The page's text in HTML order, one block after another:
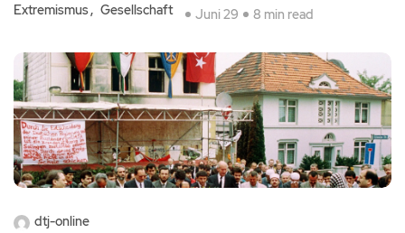
Extremismus Gesellschaft Juni 29 8 min read
dtj-online